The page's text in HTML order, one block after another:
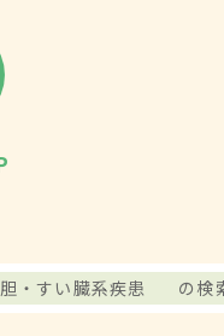
・すい臓系疾患 の検